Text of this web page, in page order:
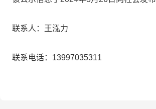
联系人：王泓力
联系电话：13997035311